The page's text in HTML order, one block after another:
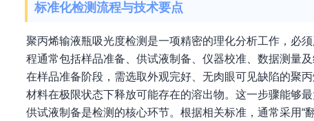
标准化检测流程与技术要点
聚丙烯输液瓶吸光度检测是一项精密的理化分析工作，必
程通常包括样品准备、供试液制备、仪器校准、数据测量及
在样品准备阶段，需选取外观完好、无肉眼可见缺陷的聚
材料在极限状态下释放可能存在的溶出物。这一步骤能够
供试液制备是检测的核心环节。根据相关标准，通常采用“